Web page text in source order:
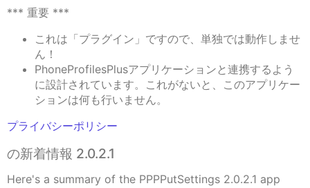
*** 重要 ***
これは「プラグイン」ですので、単独では動作しませ
ん！
PhoneProfilesPlusアプリケーションと連携するよう
に設計されています。これがないと、このアプリケー
ションは何も行いません。
プライバシーポリシー
の新着情報 2.0.2.1
Here's a summary of the PPPPutSettings 2.0.2.1 app